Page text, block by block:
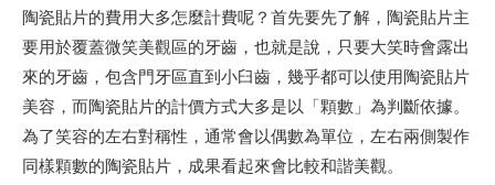
陶瓷貼片的費用大多怎麼計費呢？首先要先了解，陶瓷貼片主
要用於覆蓋微笑美觀區的牙齒，也就是說，只要大笑時會露出
來的牙齒，包含門牙區直到小臼齒，幾乎都可以使用陶瓷貼片
美容，而陶瓷貼片的計價方式大多是以「顆數」為判斷依據。
為了笑容的左右對稱性，通常會以偶數為單位，左右兩側製作
同樣顆數的陶瓷貼片，成果看起來會比較和諧美觀。